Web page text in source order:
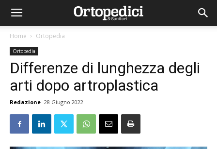
Home Ortopedia
Ortopedia
Differenze di lunghezza degli
arti dopo artroplastica
Redazione 28 Giugno 2022